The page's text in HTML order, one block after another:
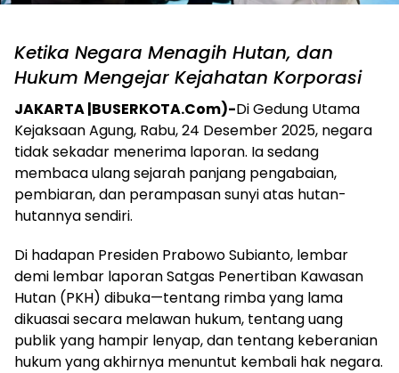
Ketika Negara Menagih Hutan, dan
Hukum Mengejar Kejahatan Korporasi
JAKARTA |BUSERKOTA.Com)-Di Gedung Utama
Kejaksaan Agung, Rabu, 24 Desember 2025, negara
tidak sekadar menerima laporan. Ia sedang
membaca ulang sejarah panjang pengabaian,
pembiaran, dan perampasan sunyi atas hutan-
hutannya sendiri.
Di hadapan Presiden Prabowo Subianto, lembar
demi lembar laporan Satgas Penertiban Kawasan
Hutan (PKH) dibuka—tentang rimba yang lama
dikuasai secara melawan hukum, tentang uang
publik yang hampir lenyap, dan tentang keberanian
hukum yang akhirnya menuntut kembali hak negara.